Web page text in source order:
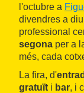
l'octubre a
divendres a
professional
segona per a
més, cada
La fira, d'
gratuït i bar, i